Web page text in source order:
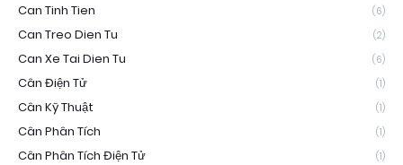
Can Tinh Tien (6)
Can Treo Dien Tu (2)
Can Xe Tai Dien Tu (6)
Cân Điện Tử (1)
Cân Kỹ Thuật (1)
Cân Phân Tích (1)
Cân Phân Tích Điện Tử (1)